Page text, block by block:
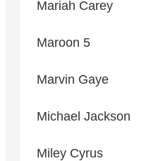
Mariah Carey
Maroon 5
Marvin Gaye
Michael Jackson
Miley Cyrus